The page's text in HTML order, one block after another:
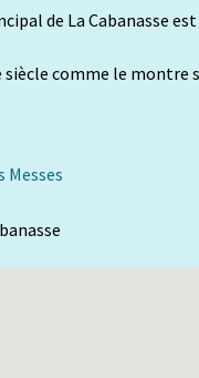
de La Cabanasse
siècle comme le montre
Messes